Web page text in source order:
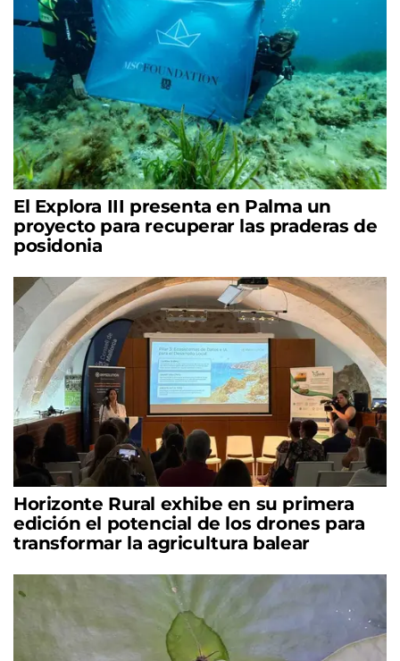
El Explora III presenta en Palma un
proyecto para recuperar las praderas de
posidonia
Horizonte Rural exhibe en su primera
edición el potencial de los drones para
transformar la agricultura balear